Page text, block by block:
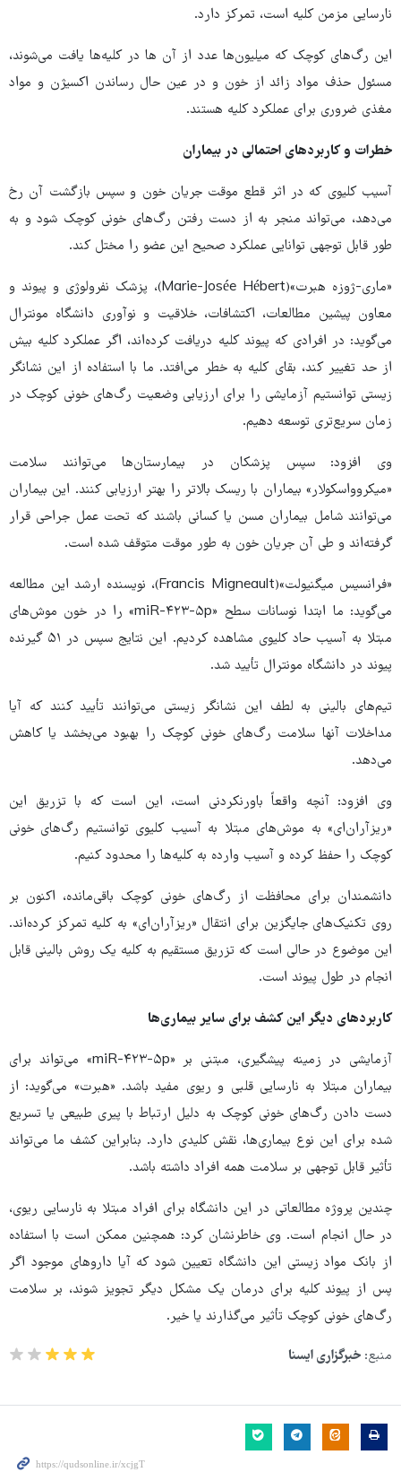
نارسایی مزمن کلیه است، تمرکز دارد.
این رگ‌های کوچک که میلیون‌ها عدد از آن ها در کلیه‌ها یافت می‌شوند،
مسئول حذف مواد زائد از خون و در عین حال رساندن اکسیژن و مواد
مغذی ضروری برای عملکرد کلیه هستند.
خطرات و کاربردهای احتمالی در بیماران
آسیب کلیوی که در اثر قطع موقت جریان خون و سپس بازگشت آن رخ
می‌دهد، می‌تواند منجر به از دست رفتن رگ‌های خونی کوچک شود و به
طور قابل توجهی توانایی عملکرد صحیح این عضو را مختل کند.
«ماری-ژوزه هبرت»(Marie-Josée Hébert)، پزشک نفرولوژی و پیوند و
معاون پیشین مطالعات، اکتشافات، خلاقیت و نوآوری دانشگاه مونترال
می‌گوید: در افرادی که پیوند کلیه دریافت کرده‌اند، اگر عملکرد کلیه بیش
از حد تغییر کند، بقای کلیه به خطر می‌افتد. ما با استفاده از این نشانگر
زیستی توانستیم آزمایشی را برای ارزیابی وضعیت رگ‌های خونی کوچک در
زمان سریع‌تری توسعه دهیم.
وی افزود: سپس پزشکان در بیمارستان‌ها می‌توانند سلامت
«میکروواسکولار» بیماران با ریسک بالاتر را بهتر ارزیابی کنند. این بیماران
می‌توانند شامل بیماران مسن یا کسانی باشند که تحت عمل جراحی قرار
گرفته‌اند و طی آن جریان خون به طور موقت متوقف شده است.
«فرانسیس میگنیولت»(Francis Migneault)، نویسنده ارشد این مطالعه
می‌گوید: ما ابتدا نوسانات سطح «miR-۴۲۳-۵p» را در خون موش‌های
مبتلا به آسیب حاد کلیوی مشاهده کردیم. این نتایج سپس در ۵۱ گیرنده
پیوند در دانشگاه مونترال تأیید شد.
تیم‌های بالینی به لطف این نشانگر زیستی می‌توانند تأیید کنند که آیا
مداخلات آنها سلامت رگ‌های خونی کوچک را بهبود می‌بخشد یا کاهش
می‌دهد.
وی افزود: آنچه واقعاً باورنکردنی است، این است که با تزریق این
«ریزآران‌ای» به موش‌های مبتلا به آسیب کلیوی توانستیم رگ‌های خونی
کوچک را حفظ کرده و آسیب وارده به کلیه‌ها را محدود کنیم.
دانشمندان برای محافظت از رگ‌های خونی کوچک باقی‌مانده، اکنون بر
روی تکنیک‌های جایگزین برای انتقال «ریزآران‌ای» به کلیه تمرکز کرده‌اند.
این موضوع در حالی است که تزریق مستقیم به کلیه یک روش بالینی قابل
انجام در طول پیوند است.
کاربردهای دیگر این کشف برای سایر بیماری‌ها
آزمایشی در زمینه پیشگیری، مبتنی بر «miR-۴۲۳-۵p» می‌تواند برای
بیماران مبتلا به نارسایی قلبی و ریوی مفید باشد. «هبرت» می‌گوید: از
دست دادن رگ‌های خونی کوچک به دلیل ارتباط با پیری طبیعی یا تسریع
شده برای این نوع بیماری‌ها، نقش کلیدی دارد. بنابراین کشف ما می‌تواند
تأثیر قابل توجهی بر سلامت همه افراد داشته باشد.
چندین پروژه مطالعاتی در این دانشگاه برای افراد مبتلا به نارسایی ریوی،
در حال انجام است. وی خاطرنشان کرد: همچنین ممکن است با استفاده
از بانک مواد زیستی این دانشگاه تعیین شود که آیا داروهای موجود اگر
پس از پیوند کلیه برای درمان یک مشکل دیگر تجویز شوند، بر سلامت
رگ‌های خونی کوچک تأثیر می‌گذارند یا خیر.
منبع: خبرگزاری ایسنا